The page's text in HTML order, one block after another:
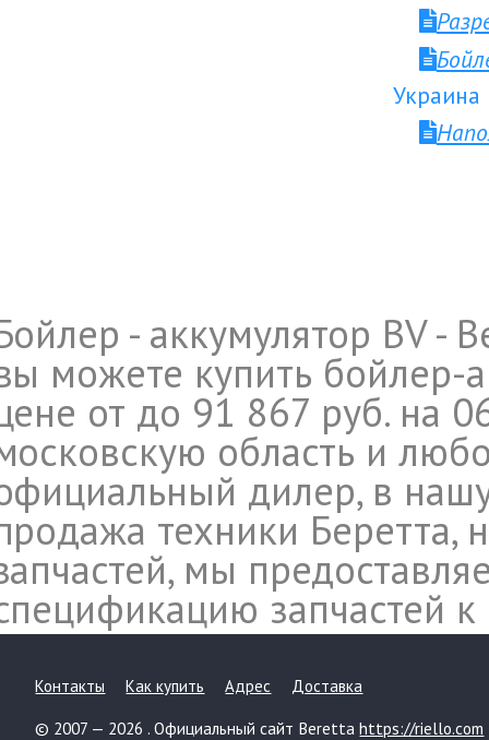
Украина
- аккумулятор BV -
можете купить бойлер-
от до 91 867 руб. на
область и
дилер, в
техники
мы
запчастей к
Контакты Как купить Адрес Доставка
© 2007 — 2026 . Официальный сайт Berettahttps://riello.com